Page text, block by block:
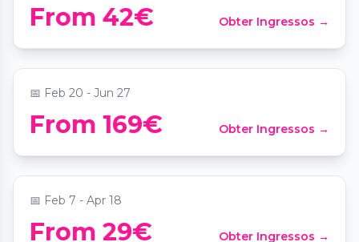
From 42€ Obter Ingressos →
die Welt
📍Immersium: Wien
📅 Feb 20 - Jun 27
From 169€ Obter Ingressos →
Candlelight: Magische Filmmusik
📍Sofiensäle
📅 Feb 7 - Apr 18
From 29€ Obter Ingressos →